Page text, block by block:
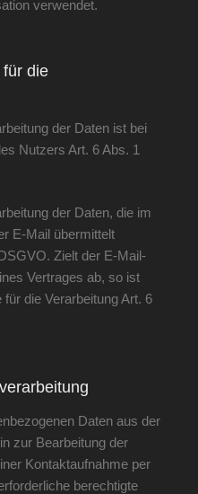
verwendet.
die
der Daten ist bei
Nutzers Art. 6 Abs. 1
der Daten, die im
E-Mail übermittelt
Zielt der E-Mail-
Vertrages ab, so ist
die Verarbeitung Art. 6
Daten aus der
zur Bearbeitung der
Kontaktaufnahme per
berechtigte